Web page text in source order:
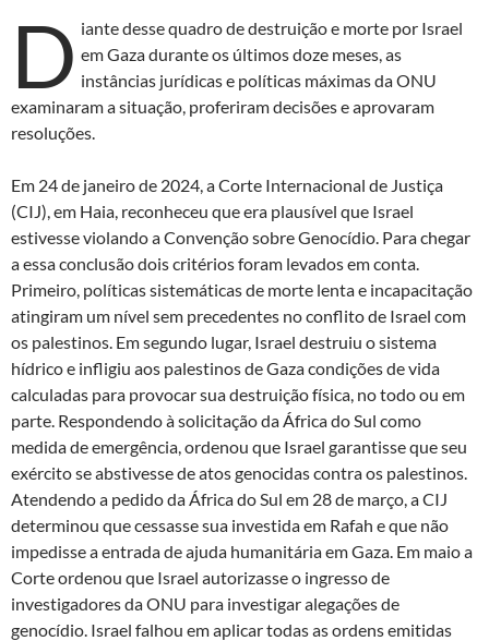
D iante desse quadro de destruição e morte por Israel
em Gaza durante os últimos doze meses, as
instâncias jurídicas e políticas máximas da ONU
examinaram a situação, proferiram decisões e aprovaram
resoluções.
Em 24 de janeiro de 2024, a Corte Internacional de Justiça
(CIJ), em Haia, reconheceu que era plausível que Israel
estivesse violando a Convenção sobre Genocídio. Para chegar
a essa conclusão dois critérios foram levados em conta.
Primeiro, políticas sistemáticas de morte lenta e incapacitação
atingiram um nível sem precedentes no conflito de Israel com
os palestinos. Em segundo lugar, Israel destruiu o sistema
hídrico e infligiu aos palestinos de Gaza condições de vida
calculadas para provocar sua destruição física, no todo ou em
parte. Respondendo à solicitação da África do Sul como
medida de emergência, ordenou que Israel garantisse que seu
exército se abstivesse de atos genocidas contra os palestinos.
Atendendo a pedido da África do Sul em 28 de março, a CIJ
determinou que cessasse sua investida em Rafah e que não
impedisse a entrada de ajuda humanitária em Gaza. Em maio a
Corte ordenou que Israel autorizasse o ingresso de
investigadores da ONU para investigar alegações de
genocídio. Israel falhou em aplicar todas as ordens emitidas